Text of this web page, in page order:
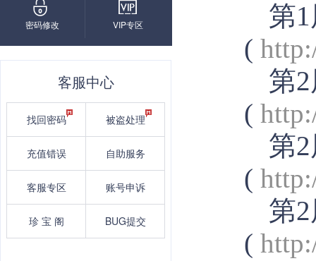
密码修改 VIP专区
客服中心
找回密码 被盗处理
充值错误 自助服务
客服专区 账号申诉
珍 宝 阁 BUG提交
第
(
第
(
第
(
第
(